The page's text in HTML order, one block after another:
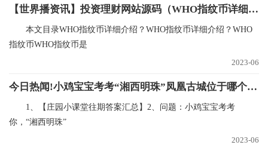
【世界播资讯】投资理财网站源码（WHO指纹币详细介绍？）
本文目录WHO指纹币详细介绍？WHO指纹币详细介绍？WHO
指纹币WHO指纹币是
2023-06
今日热闻!小鸡宝宝考考“湘西明珠”凤凰古城位于哪个省（10月16日支付宝蚂蚁庄园每日一题）
1、【庄园小课堂往期答案汇总】2、问题：小鸡宝宝考考
你，“湘西明珠”
2023-06